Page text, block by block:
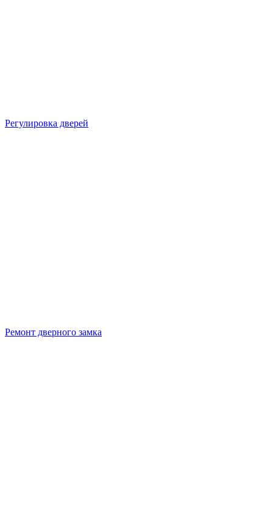
Регулировка дверей
Ремонт дверного замка